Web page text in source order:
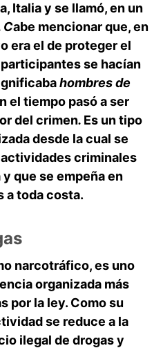
Italia y se llamó, en un
Cabe mencionar que, en
era el de proteger el
se hacían
hombres de
el tiempo pasó a ser
del crimen. Es un tipo
desde la cual se
criminales
que se empeña en
a toda costa.
narcotráfico, es uno
organizada más
por la ley. Como su
se reduce a la
ilegal de drogas y